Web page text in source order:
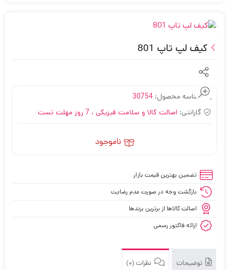
كيف لپ تاپ 801
شناسه محصول: 30754
گارانتی: اصالت کالا و سلامت فیزیکی ، 7 روز مهلت تست
ناموجود
تضمین بهترین قیمت بازار
بازگشت وجه در صورت عدم رضایت
اصالت کالاها از برترین برندها
ارائه فاکتور رسمی
توضیحات نظرات (0)